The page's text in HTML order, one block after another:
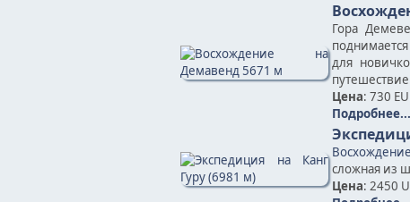
Гора
для
Цена: 730
Подробнее...
сложная из
Цена: 2450